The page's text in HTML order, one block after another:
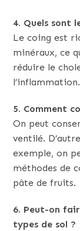
4. Quels sont
Le coing est
minéraux, ce
réduire le
l’inflammation.
5. Comment
On peut
ventilé.
exemple, on
méthodes de
pâte de fruits.
6. Peut-on
types de sol ?